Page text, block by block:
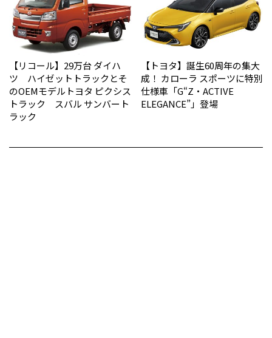
【リコール】29万台 ダイハ
ツ ハイゼットトラックとそ
のOEMモデルトヨタ ピクシス
トラック スバル サンバート
ラック
【トヨタ】誕生60周年の集大
成！ カローラ スポーツに特別
仕様車「G“Z・ACTIVE
ELEGANCE”」登場